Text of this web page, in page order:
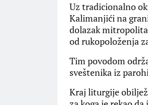
Uz tradicionalno
Kalimanjići na
dolazak
od rukopoloženja
Tim povodom
sveštenika iz
Kraj liturgije